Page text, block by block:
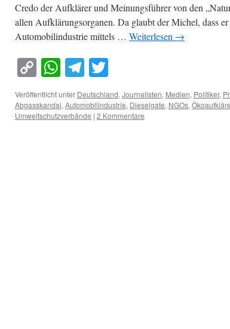
Credo der Aufklärer und Meinungsführer von den
allen Aufklärungsorganen. Da glaubt der Michel, dass
Automobilindustrie mittels … Weiterlesen →
Copy
Link
WhatsApp
Telegram
Veröffentlicht unter Deutschland,Journalisten, Medien, Politiker,
Abgasskandal,Automobilindustrie, Dieselgate, NGOs,
Umweltschutzverbände | 2 Kommentare